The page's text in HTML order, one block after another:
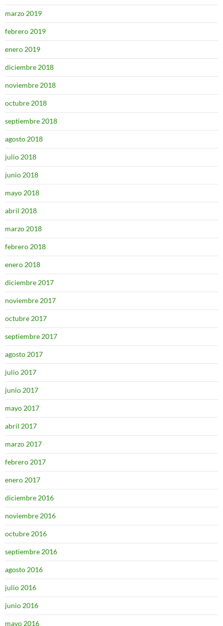
marzo 2019
febrero 2019
enero 2019
diciembre 2018
noviembre 2018
octubre 2018
septiembre 2018
agosto 2018
julio 2018
junio 2018
mayo 2018
abril 2018
marzo 2018
febrero 2018
enero 2018
diciembre 2017
noviembre 2017
octubre 2017
septiembre 2017
agosto 2017
julio 2017
junio 2017
mayo 2017
abril 2017
marzo 2017
febrero 2017
enero 2017
diciembre 2016
noviembre 2016
octubre 2016
septiembre 2016
agosto 2016
julio 2016
junio 2016
mayo 2016